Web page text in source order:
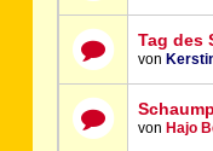
Tag des
von
von Hajo